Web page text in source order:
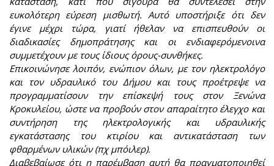
ευκολότερη εύρεση μισθωτή. Αυτό υποστήριξε ότι δεν
έγινε μέχρι τώρα, γιατί ήθελαν να επισπευθούν οι
διαδικασίες δημοπράτησης και οι ενδιαφερόμενοινα
συμμετέχουν με τους ίδιους όρους-συνθήκες.
Επικοινώνησε λοιπόν, ενώπιον όλων, με τον ηλεκτρολόγο
και τον υδραυλικό του Δήμου και τους προέτρεψε να
προγραμματίσουν την επίσκεψή τους στον Ξενώνα
Κροκυλείου, ώστε να προβούν στον απαραίτητο έλεγχο και
συντήρηση της ηλεκτρολογικής και υδραυλικής
εγκατάστασης του κτιρίου και αντικατάσταση των
φθαρμένων υλικών (πχ μπόιλερ).
Διαβεβαίωσε ότι η παρέμβαση αυτή θα πραγματοποιηθεί